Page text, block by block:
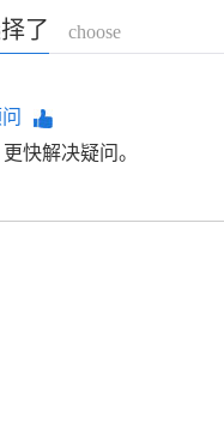
了 choose
快解决疑问。